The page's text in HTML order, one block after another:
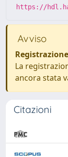
https://
Avviso
La
ancora stata
Citazioni